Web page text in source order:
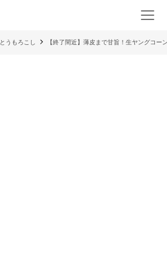
とうもろこし 【終了間近】薄皮まで甘旨！生ヤングコ